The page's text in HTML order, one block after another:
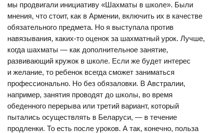
мы продвигали инициативу «Шахматы в школе». Были
мнения, что стоит, как в Армении, включить их в качестве
обязательного предмета. Но я выступала против
навязывания, каких-то оценок за шахматный урок. Лучше,
когда шахматы — как дополнительное занятие,
развивающий кружок в школе. Если же будет интерес
и желание, то ребенок всегда сможет заниматься
профессионально. Но без обязаловки. В Австралии,
например, занятия проводят до школы, во время
обеденного перерыва или третий вариант, который
пытались осуществлять в Беларуси, — в течение
продленки. То есть после уроков. А так, конечно, польза